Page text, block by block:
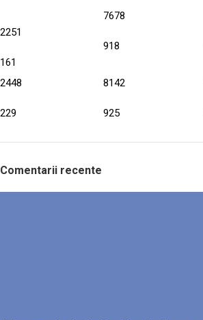
2251
161
7678
918
2448
229
8142
925
Comentarii recente